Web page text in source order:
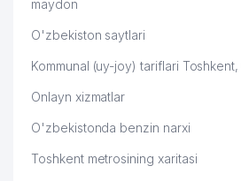
maydon
O'zbekiston saytlari
Kommunal (uy-joy) tariflari Toshkent,
Onlayn xizmatlar
O'zbekistonda benzin narxi
Toshkent metrosining xaritasi